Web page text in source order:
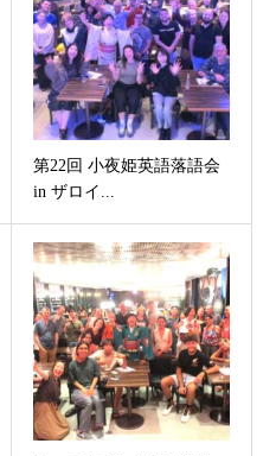
第22回 小夜姫英語落語会
in ザロイ...